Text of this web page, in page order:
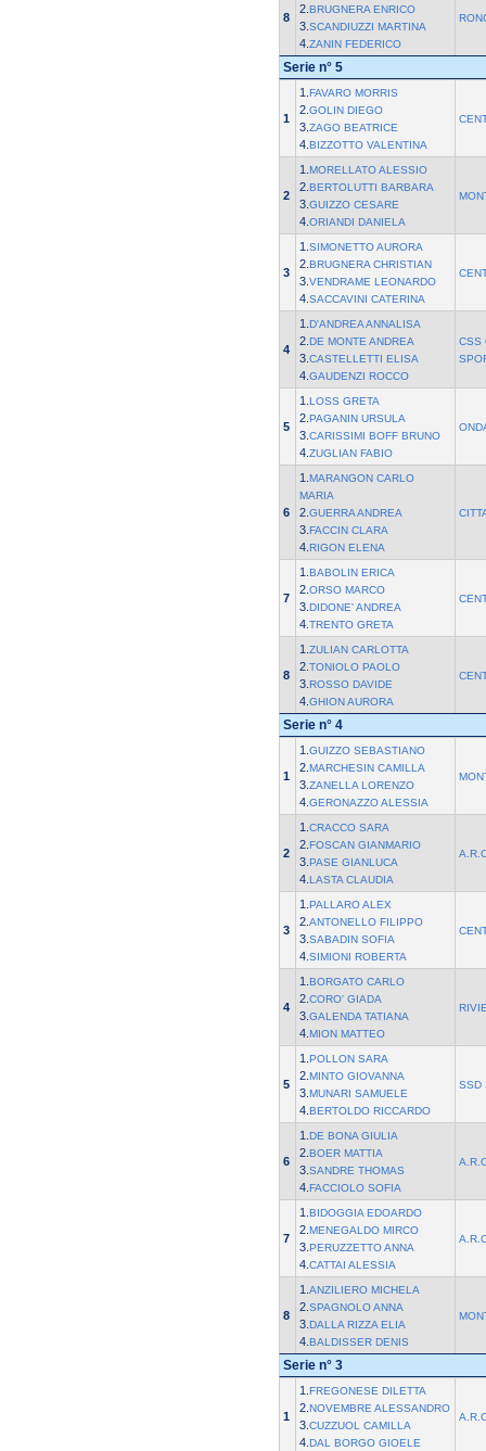
8
2. BRUGNERA ENRICO
3. SCANDIUZZI MARTINA
4. ZANIN FEDERICO
Serie n° 5
1
1. FAVARO MORRIS
2. GOLIN DIEGO
3. ZAGO BEATRICE
4. BIZZOTTO VALENTINA
2
1. MORELLATO ALESSIO
2. BERTOLUTTI BARBARA
3. GUIZZO CESARE
4. ORIANDI DANIELA
3
1. SIMONETTO AURORA
2. BRUGNERA CHRISTIAN
3. VENDRAME LEONARDO
4. SACCAVINI CATERINA
4
1. D'ANDREA ANNALISA
2. DE MONTE ANDREA
3. CASTELLETTI ELISA
4. GAUDENZI ROCCO
CSS
5
1. LOSS GRETA
2. PAGANIN URSULA
3. CARISSIMI BOFF BRUNO
4. ZUGLIAN FABIO
6
1. MARANGON CARLO
MARIA
2. GUERRA ANDREA
3. FACCIN CLARA
4. RIGON ELENA
7
1. BABOLIN ERICA
2. ORSO MARCO
3. DIDONE' ANDREA
4. TRENTO GRETA
8
1. ZULIAN CARLOTTA
2. TONIOLO PAOLO
3. ROSSO DAVIDE
4. GHION AURORA
Serie n° 4
1
1. GUIZZO SEBASTIANO
2. MARCHESIN CAMILLA
3. ZANELLA LORENZO
4. GERONAZZO ALESSIA
2
1. CRACCO SARA
2. FOSCAN GIANMARIO
3. PASE GIANLUCA
4. LASTA CLAUDIA
3
1. PALLARO ALEX
2. ANTONELLO FILIPPO
3. SABADIN SOFIA
4. SIMIONI ROBERTA
4
1. BORGATO CARLO
2. CORO' GIADA
3. GALENDA TATIANA
4. MION MATTEO
5
1. POLLON SARA
2. MINTO GIOVANNA
3. MUNARI SAMUELE
4. BERTOLDO RICCARDO
SSD
6
1. DE BONA GIULIA
2. BOER MATTIA
3. SANDRE THOMAS
4. FACCIOLO SOFIA
7
1. BIDOGGIA EDOARDO
2. MENEGALDO MIRCO
3. PERUZZETTO ANNA
4. CATTAI ALESSIA
8
1. ANZILIERO MICHELA
2. SPAGNOLO ANNA
3. DALLA RIZZA ELIA
4. BALDISSER DENIS
Serie n° 3
1
1. FREGONESE DILETTA
2. NOVEMBRE ALESSANDRO
3. CUZZUOL CAMILLA
4. DAL BORGO GIOELE